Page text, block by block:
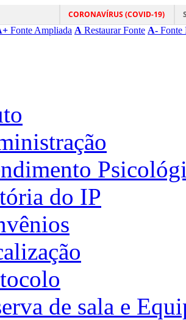
CORONAVÍRUS (COVID-19)
Fonte Ampliada A Restaurar Fonte A- Fonte
do IP
de sala e